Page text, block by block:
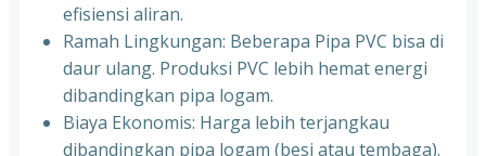
efisiensi aliran.
Ramah Lingkungan: Beberapa Pipa PVC bisa di
daur ulang. Produksi PVC lebih hemat energi
dibandingkan pipa logam.
Biaya Ekonomis: Harga lebih terjangkau
dibandingkan pipa logam (besi atau tembaga).